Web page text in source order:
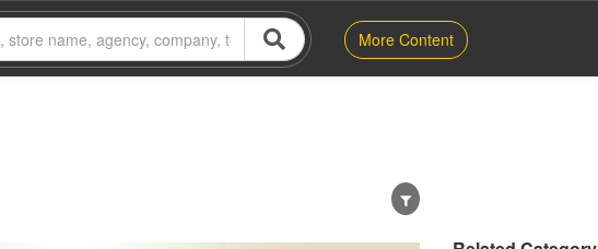
More Content